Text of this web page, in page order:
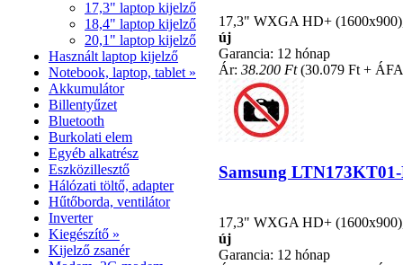
17,3" laptop kijelző
18,4" laptop kijelző
20,1" laptop kijelző
Használt laptop kijelző
Notebook, laptop, tablet »
Akkumulátor
Billentyűzet
Bluetooth
Burkolati elem
Egyéb alkatrész
Eszközillesztő
Hálózati töltő, adapter
Hűtőborda, ventilátor
Inverter
Kiegészítő »
Kijelző zsanér
17,3" WXGA HD+
új
Garancia: 12 hónap
Ár: 38.200 Ft(30.079 Ft +
Samsung
17,3" WXGA HD+
új
Garancia: 12 hónap